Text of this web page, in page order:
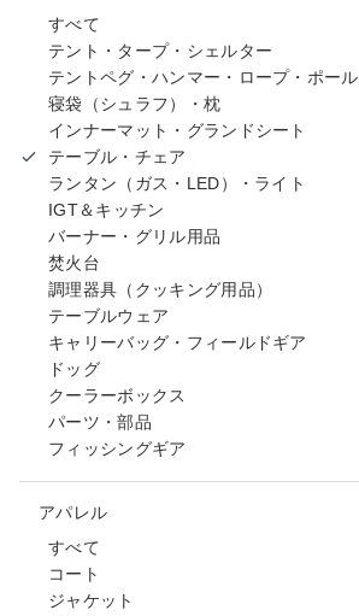
すべて
テント・タープ・シェルター
テントペグ・ハンマー・ロープ・ポール
寝袋（シュラフ）・枕
インナーマット・グランドシート
テーブル・チェア
ランタン（ガス・LED）・ライト
IGT＆キッチン
バーナー・グリル用品
焚火台
調理器具（クッキング用品）
テーブルウェア
キャリーバッグ・フィールドギア
ドッグ
クーラーボックス
パーツ・部品
フィッシングギア
アパレル
すべて
コート
ジャケット